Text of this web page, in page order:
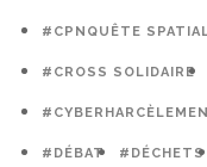
#CPNQUÊTE
#CROSS SOLIDAIRE
#DÉBAT #DÉCHETS